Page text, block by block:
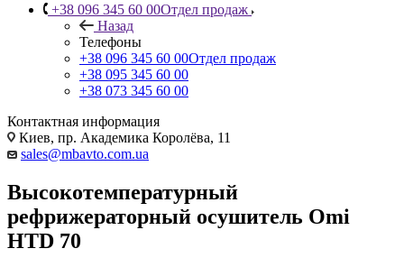
+38 096 345 60 00Отдел продаж
Назад
Телефоны
+38 096 345 60 00Отдел продаж
+38 095 345 60 00
+38 073 345 60 00
Контактная информация
Киев, пр. Академика Королёва, 11
sales@mbavto.com.ua
Высокотемпературный
рефрижераторный осушитель Omi
HTD 70